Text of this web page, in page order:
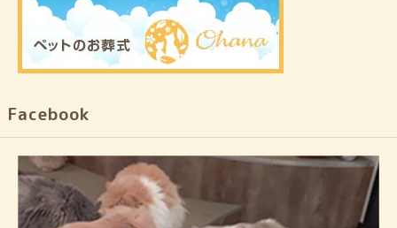
Facebook